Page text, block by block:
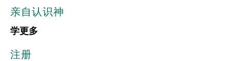
亲自认识神
学更多
注册